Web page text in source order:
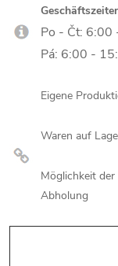
Po - Čt: 6:00
Pá: 6:00 -
Eigene
Waren auf
Möglichkeit
Abholung